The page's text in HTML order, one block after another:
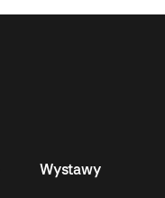
Wystawy